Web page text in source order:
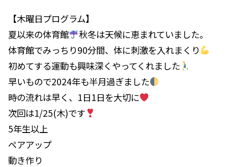
【木曜日プログラム】
夏以来の体育館
秋冬は天候に恵まれていました。
体育館でみっちり90分間、体に刺激を入れまくり
初めてする運動も興味深くやってくれました
早いもので2024年も半月過ぎました
時の流れは早く、1日1日を大切に
次回は1/25(木)です
5年生以上
ペアアップ
動き作り